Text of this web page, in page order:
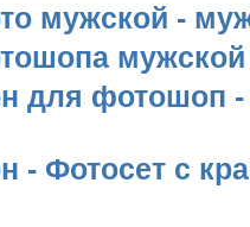
мужской -
для фотошоп
- Фотосет с